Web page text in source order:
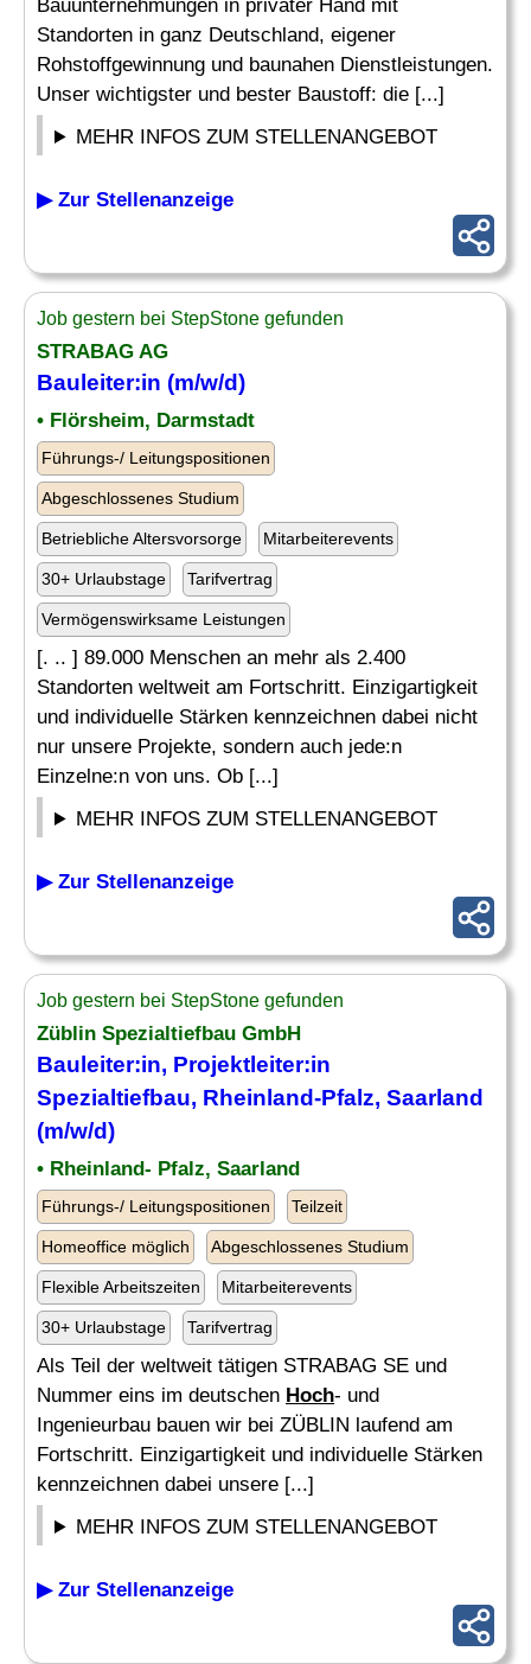
Bauunternehmungen in privater Hand mit
Standorten in ganz Deutschland, eigener
Rohstoffgewinnung und baunahen Dienstleistungen.
Unser wichtigster und bester Baustoff: die [...]
MEHR INFOS ZUM STELLENANGEBOT
▶ Zur Stellenanzeige
Job gestern bei StepStone gefunden
STRABAG AG
Bauleiter:in (m/w/d)
• Flörsheim, Darmstadt
Führungs-/ Leitungspositionen
Abgeschlossenes Studium
Betriebliche Altersvorsorge Mitarbeiterevents
30+ Urlaubstage Tarifvertrag
Vermögenswirksame Leistungen
[. .. ] 89.000 Menschen an mehr als 2.400
Standorten weltweit am Fortschritt. Einzigartigkeit
und individuelle Stärken kennzeichnen dabei nicht
nur unsere Projekte, sondern auch jede:n
Einzelne:n von uns. Ob [...]
MEHR INFOS ZUM STELLENANGEBOT
▶ Zur Stellenanzeige
Job gestern bei StepStone gefunden
Züblin Spezialtiefbau GmbH
Bauleiter:in, Projektleiter:in
Spezialtiefbau, Rheinland-Pfalz, Saarland
(m/w/d)
• Rheinland- Pfalz, Saarland
Führungs-/ Leitungspositionen Teilzeit
Homeoffice möglich Abgeschlossenes Studium
Flexible Arbeitszeiten Mitarbeiterevents
30+ Urlaubstage Tarifvertrag
Als Teil der weltweit tätigen STRABAG SE und
Nummer eins im deutschen Hoch- und
Ingenieurbau bauen wir bei ZÜBLIN laufend am
Fortschritt. Einzigartigkeit und individuelle Stärken
kennzeichnen dabei unsere [...]
MEHR INFOS ZUM STELLENANGEBOT
▶ Zur Stellenanzeige